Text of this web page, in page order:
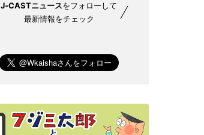
J-CASTニュースをフォローして
最新情報をチェック